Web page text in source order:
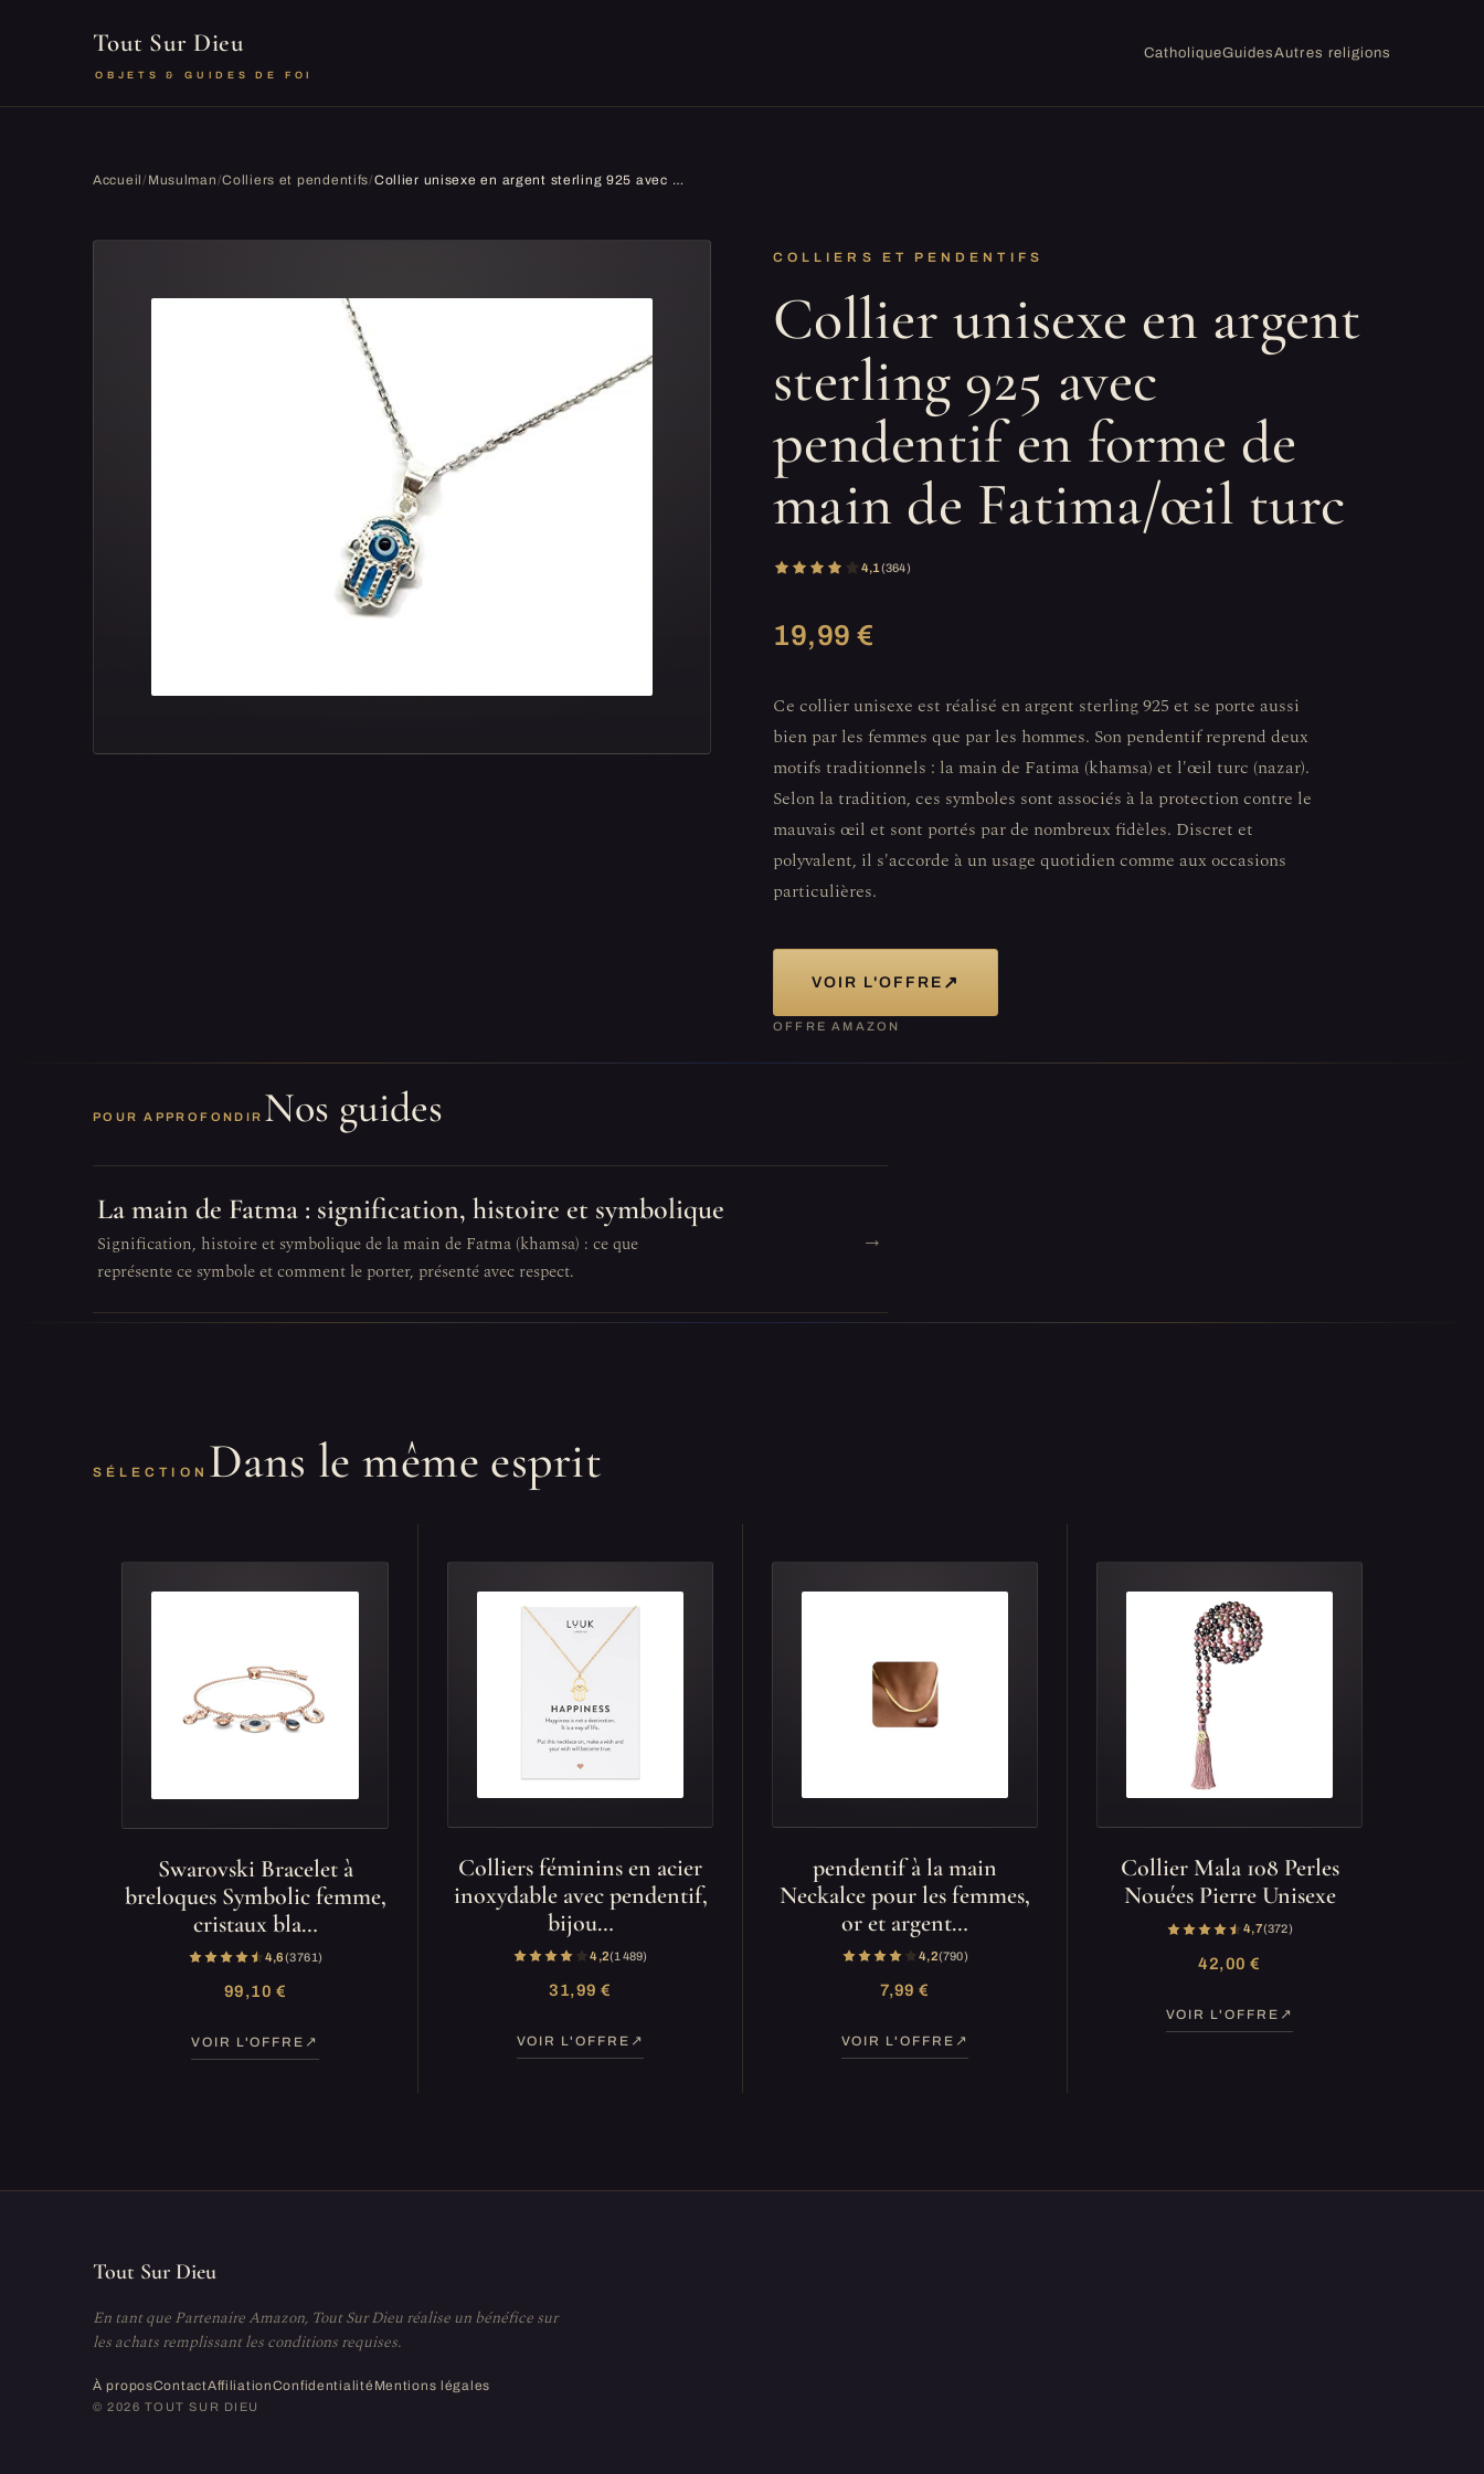
Tout Sur Dieu
OBJETS & GUIDES DE FOI
CatholiqueGuidesAutres religions
Accueil/ Musulman/Colliers et pendentifs/ Collier unisexe en argent sterling 925 avec pendentif en forme de main de Fatima/œil turc
COLLIERS ET PENDENTIFS
Collier unisexe en argent
sterling 925 avec
pendentif en forme de
main de Fatima/œil turc
4,1(364)
19,99 €
Ce collier unisexe est réalisé en argent sterling 925 et se porte aussi
bien par les femmes que par les hommes. Son pendentif reprend deux
motifs traditionnels : la main de Fatima (khamsa) et l'œil turc (nazar).
Selon la tradition, ces symboles sont associés à la protection contre le
mauvais œil et sont portés par de nombreux fidèles. Discret et
polyvalent, il s'accorde à un usage quotidien comme aux occasions
particulières.
VOIR L'OFFRE ↗
OFFRE AMAZON
POUR APPROFONDIR Nos guides
La main de Fatma : signification, histoire et symbolique
Signification, histoire et symbolique de la main de Fatma (khamsa) : ce que
représente ce symbole et comment le porter, présenté avec respect.
→
SÉLECTION Dans le même esprit
Swarovski Bracelet à
breloques Symbolic femme,
cristaux bla…
4,6(3 761)
99,10 €
VOIR L'OFFRE
Colliers féminins en acier
inoxydable avec pendentif,
bijou…
4,2(1 489)
31,99 €
VOIR L'OFFRE
pendentif à la main
Neckalce pour les femmes,
or et argent…
4,2(790)
7,99 €
VOIR L'OFFRE
Collier Mala 108 Perles
Nouées Pierre Unisexe
4,7(372)
42,00 €
VOIR L'OFFRE
Tout Sur Dieu
En tant que Partenaire Amazon, Tout Sur Dieu réalise un bénéfice sur
les achats remplissant les conditions requises.
À proposContactAffiliationConfidentialité Mentions légales
© 2026 TOUT SUR DIEU